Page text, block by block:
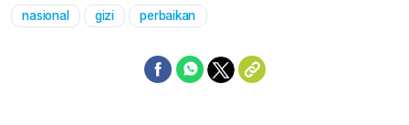
nasional gizi perbaikan